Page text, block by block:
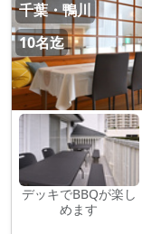
千葉・鴨川
10名迄
デッキでBBQが楽し
めます